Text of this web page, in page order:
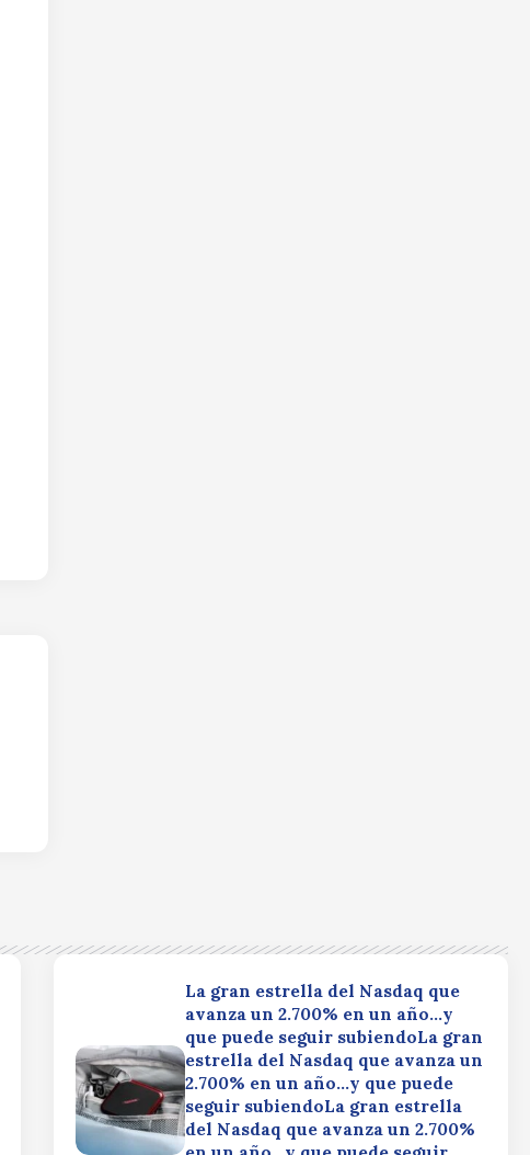
La gran estrella del Nasdaq que
avanza un 2.700% en un año…y
que puede seguir subiendoLa gran
estrella del Nasdaq que avanza un
2.700% en un año…y que puede
seguir subiendoLa gran estrella
del Nasdaq que avanza un 2.700%